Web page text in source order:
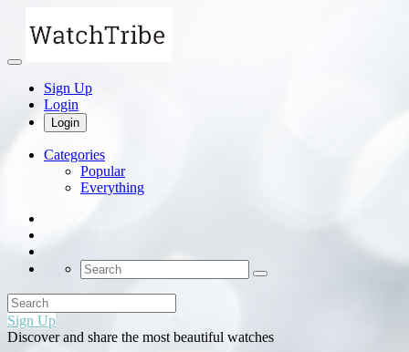
Sign Up
Login
Login
Categories
Popular
Everything
Sign Up
Discover and share the most beautiful watches